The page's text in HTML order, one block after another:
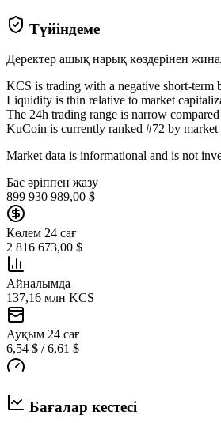
Түйіндеме
Деректер ашық нарық көздерінен
KCS is trading with a negative short-term
Liquidity is thin relative to market
The 24h trading range is narrow
KuCoin is currently ranked #72 by
Market data is informational and is not
Бас әріппен жазу
899 930 989,00 $
Көлем 24 сағ
2 816 673,00 $
Айналымда
137,16 млн KCS
Ауқым 24 сағ
6,54 $ / 6,61 $
Бағалар кестесі